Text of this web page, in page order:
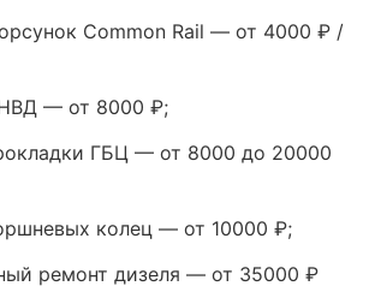
Common Rail — от 4000 ₽ /
— от 8000 ₽;
ГБЦ — от 8000 до 20000
колец — от 10000 ₽;
ремонт дизеля — от 35000 ₽